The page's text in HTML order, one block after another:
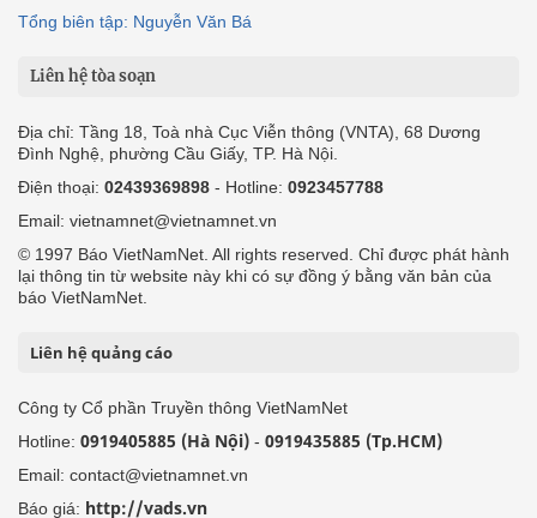
Tổng biên tập: Nguyễn Văn Bá
Liên hệ tòa soạn
Địa chỉ: Tầng 18, Toà nhà Cục Viễn thông (VNTA), 68 Dương
Đình Nghệ, phường Cầu Giấy, TP. Hà Nội.
Điện thoại: 02439369898 - Hotline: 0923457788
Email: vietnamnet@vietnamnet.vn
© 1997 Báo VietNamNet. All rights reserved. Chỉ được phát hành
lại thông tin từ website này khi có sự đồng ý bằng văn bản của
báo VietNamNet.
Liên hệ quảng cáo
Công ty Cổ phần Truyền thông VietNamNet
Hotline: 0919405885 (Hà Nội) - 0919435885 (Tp.HCM)
Email: contact@vietnamnet.vn
Báo giá: http://vads.vn